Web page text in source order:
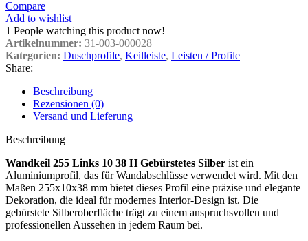
Compare
Add to wishlist
1 People watching this product now!
Artikelnummer: 31-003-000028
Kategorien: Duschprofile, Keilleiste, Leisten / Profile
Share:
Beschreibung
Rezensionen (0)
Versand und Lieferung
Beschreibung
Wandkeil 255 Links 10 38 H Gebürstetes Silber ist ein
Aluminiumprofil, das für Wandabschlüsse verwendet wird. Mit den
Maßen 255x10x38 mm bietet dieses Profil eine präzise und elegante
Dekoration, die ideal für modernes Interior-Design ist. Die
gebürstete Silberoberfläche trägt zu einem anspruchsvollen und
professionellen Aussehen in jedem Raum bei.